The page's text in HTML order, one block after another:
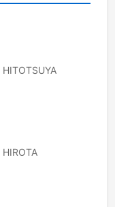
HITOTSUYA
HIROTA